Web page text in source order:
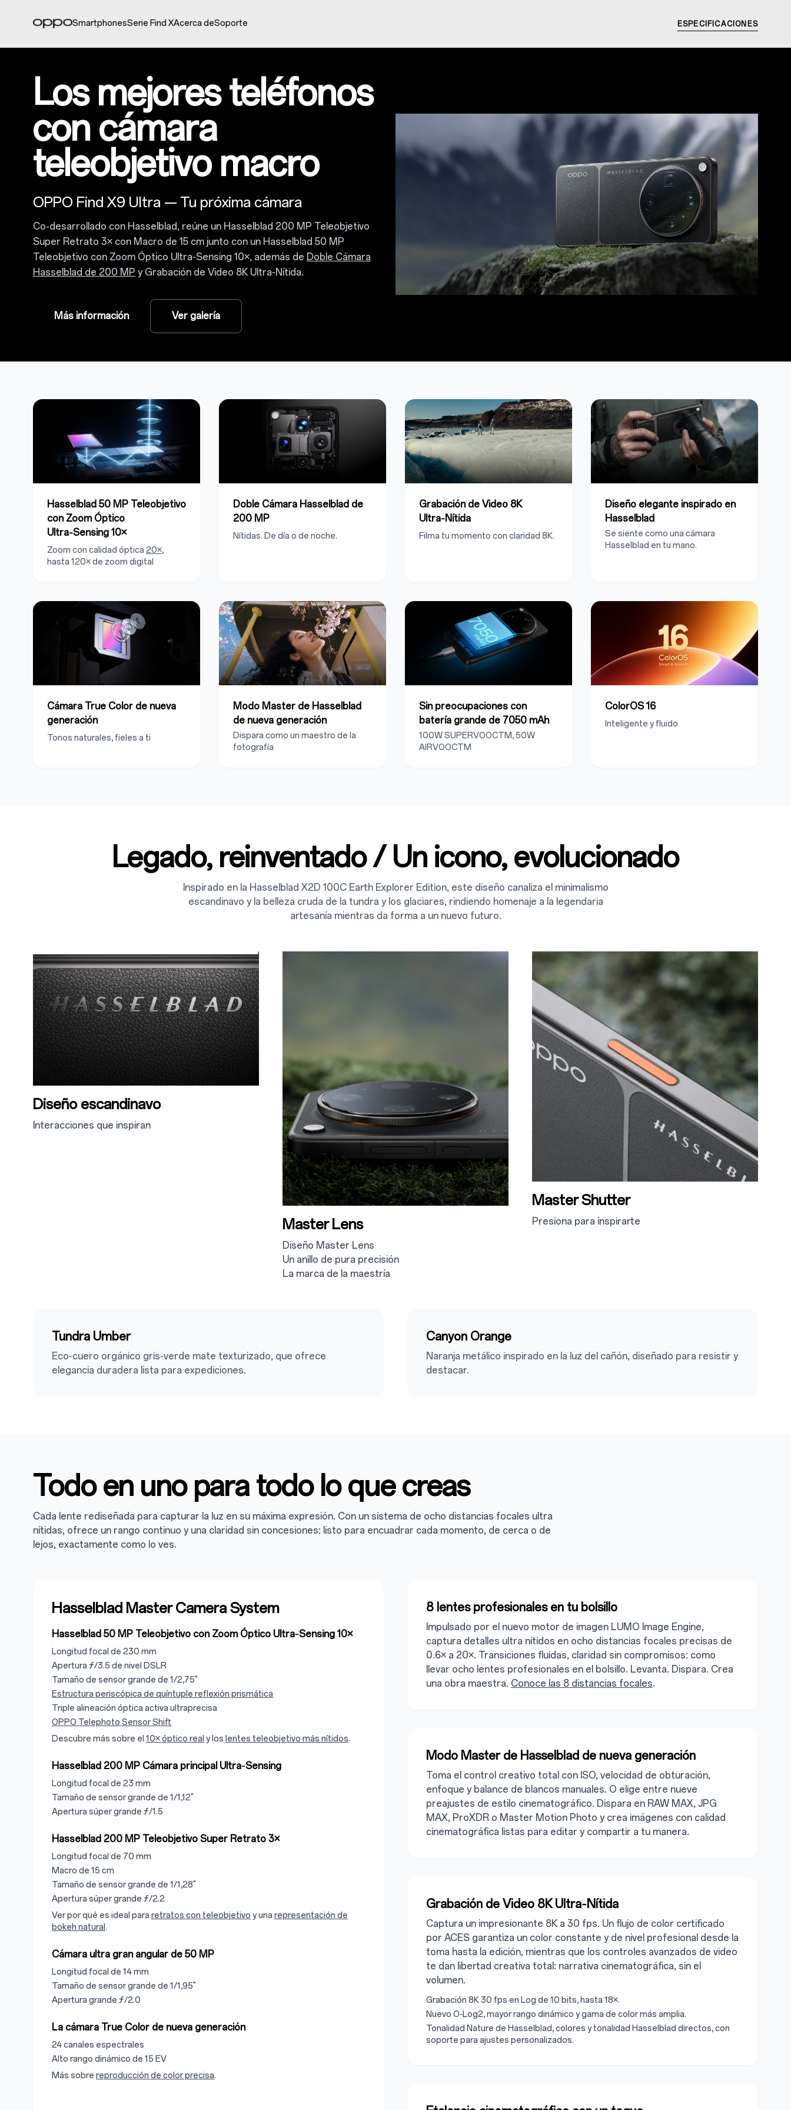
SmartphonesSerie Find XAcerca deSoporte ESPECIFICACIONES
Los mejores teléfonos
con cámara
teleobjetivo macro
OPPO Find X9 Ultra — Tu próxima cámara
Co-desarrollado con Hasselblad, reúne un Hasselblad 200 MP Teleobjetivo
Super Retrato 3× con Macro de 15 cm junto con un Hasselblad 50 MP
Teleobjetivo con Zoom Óptico Ultra‑Sensing 10×, además de Doble Cámara
Hasselblad de 200 MP y Grabación de Video 8K Ultra‑Nítida.
Más información Ver galería
Hasselblad 50 MP Teleobjetivo
con Zoom Óptico
Ultra‑Sensing 10×
Zoom con calidad óptica 20×,
hasta 120× de zoom digital
Doble Cámara Hasselblad de
200 MP
Nítidas. De día o de noche.
Grabación de Video 8K
Ultra‑Nítida
Filma tu momento con claridad 8K.
Diseño elegante inspirado en
Hasselblad
Se siente como una cámara
Hasselblad en tu mano.
Cámara True Color de nueva
generación
Tonos naturales, fieles a ti
Modo Master de Hasselblad
de nueva generación
Dispara como un maestro de la
fotografía
Sin preocupaciones con
batería grande de 7050 mAh
100W SUPERVOOCTM, 50W
AIRVOOCTM
ColorOS 16
Inteligente y fluido
Legado, reinventado / Un icono, evolucionado
Inspirado en la Hasselblad X2D 100C Earth Explorer Edition, este diseño canaliza el minimalismo
escandinavo y la belleza cruda de la tundra y los glaciares, rindiendo homenaje a la legendaria
artesanía mientras da forma a un nuevo futuro.
Diseño escandinavo
Interacciones que inspiran
Master Lens
Diseño Master Lens
Un anillo de pura precisión
La marca de la maestría
Master Shutter
Presiona para inspirarte
Tundra Umber
Eco‑cuero orgánico gris‑verde mate texturizado, que ofrece
elegancia duradera lista para expediciones.
Canyon Orange
Naranja metálico inspirado en la luz del cañón, diseñado para resistir y
destacar.
Todo en uno para todo lo que creas
Cada lente rediseñada para capturar la luz en su máxima expresión. Con un sistema de ocho distancias focales ultra
nítidas, ofrece un rango continuo y una claridad sin concesiones: listo para encuadrar cada momento, de cerca o de
lejos, exactamente como lo ves.
Hasselblad Master Camera System
Hasselblad 50 MP Teleobjetivo con Zoom Óptico Ultra‑Sensing 10×
Longitud focal de 230 mm
Apertura ƒ/3.5 de nivel DSLR
Tamaño de sensor grande de 1/2,75"
Estructura periscópica de quíntuple reflexión prismática
Triple alineación óptica activa ultraprecisa
OPPO Telephoto Sensor Shift
Descubre más sobre el 10× óptico real y los lentes teleobjetivo más nítidos.
Hasselblad 200 MP Cámara principal Ultra‑Sensing
Longitud focal de 23 mm
Tamaño de sensor grande de 1/1,12"
Apertura súper grande ƒ/1.5
Hasselblad 200 MP Teleobjetivo Super Retrato 3×
Longitud focal de 70 mm
Macro de 15 cm
Tamaño de sensor grande de 1/1,28"
Apertura súper grande ƒ/2.2
Ver por qué es ideal pararetratos con teleobjetivo y unarepresentación de
bokeh natural.
Cámara ultra gran angular de 50 MP
Longitud focal de 14 mm
Tamaño de sensor grande de 1/1,95"
Apertura grande ƒ/2.0
La cámara True Color de nueva generación
24 canales espectrales
Alto rango dinámico de 15 EV
Más sobre reproducción de color precisa.
8 lentes profesionales en tu bolsillo
Impulsado por el nuevo motor de imagen LUMO Image Engine,
captura detalles ultra nítidos en ocho distancias focales precisas de
0.6× a 20×. Transiciones fluidas, claridad sin compromisos: como
llevar ocho lentes profesionales en el bolsillo. Levanta. Dispara. Crea
una obra maestra. Conoce las 8 distancias focales.
Modo Master de Hasselblad de nueva generación
Toma el control creativo total con ISO, velocidad de obturación,
enfoque y balance de blancos manuales. O elige entre nueve
preajustes de estilo cinematográfico. Dispara en RAW MAX, JPG
MAX, ProXDR o Master Motion Photo y crea imágenes con calidad
cinematográfica listas para editar y compartir a tu manera.
Grabación de Video 8K Ultra‑Nítida
Captura un impresionante 8K a 30 fps. Un flujo de color certificado
por ACES garantiza un color constante y de nivel profesional desde la
toma hasta la edición, mientras que los controles avanzados de video
te dan libertad creativa total: narrativa cinematográfica, sin el
volumen.
Grabación 8K 30 fps en Log de 10 bits, hasta 18×.
Nuevo O‑Log2, mayor rango dinámico y gama de color más amplia.
Tonalidad Nature de Hasselblad, colores y tonalidad Hasselblad directos, con
soporte para ajustes personalizados.